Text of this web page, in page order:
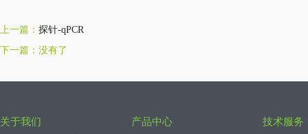
上一篇： 探针-qPCR
下一篇：没有了
关于我们 产品中心 技术服务